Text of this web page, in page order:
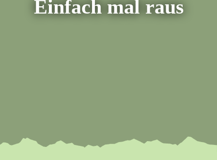
Einfach mal raus